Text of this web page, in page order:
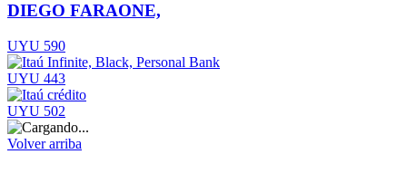
DIEGO FARAONE,
UYU 590
UYU 443
UYU 502
Volver arriba